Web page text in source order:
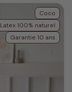
Coco
Latex 100% naturel
Garantie 10 ans